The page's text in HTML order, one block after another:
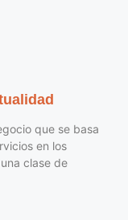
que se basa
en los
clase de